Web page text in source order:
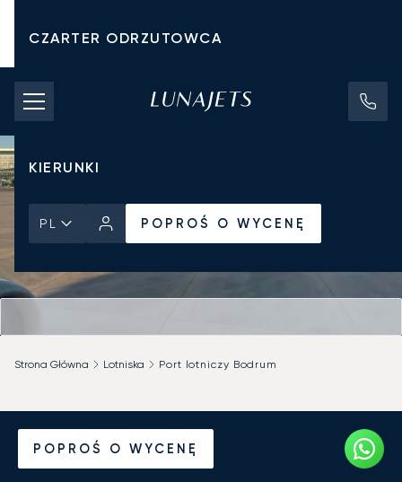
CZARTER ODRZUTOWCA
KOSZTY CZARTERU
PRYWATNE ODRZUTOWCE
KIERUNKI
PL POPROŚ O WYCENĘ
POPROŚ O WYCENĘ
Strona Główna Lotniska Port lotniczy Bodrum
Prywatny odrzutowiec na
Port lotniczy Bodrum (BJV)